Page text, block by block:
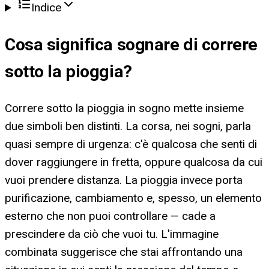
Indice
Cosa significa sognare di correre
sotto la pioggia?
Correre sotto la pioggia in sogno mette insieme
due simboli ben distinti. La corsa, nei sogni, parla
quasi sempre di urgenza: c'è qualcosa che senti di
dover raggiungere in fretta, oppure qualcosa da cui
vuoi prendere distanza. La pioggia invece porta
purificazione, cambiamento e, spesso, un elemento
esterno che non puoi controllare — cade a
prescindere da ciò che vuoi tu. L'immagine
combinata suggerisce che stai affrontando una